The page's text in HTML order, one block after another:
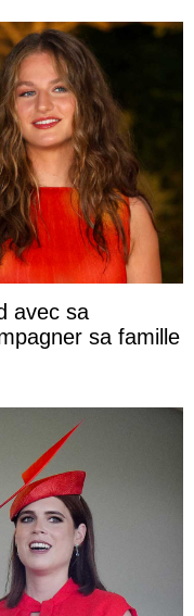
avec sa
sa famille